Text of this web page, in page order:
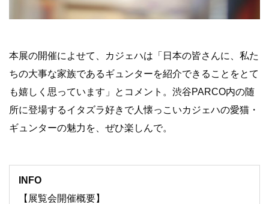
本展の開催によせて、カジェハは「日本の皆さんに、 私た
ちの大事な家族であるギュンターを紹介できることをとて
も嬉しく思っています」とコメント。渋谷PARCO内の随
所に登場するイタズラ好きで人懐っこいカジェハの愛猫・
ギュンターの魅力を、ぜひ楽しんで。
INFO
【展覧会開催概要】